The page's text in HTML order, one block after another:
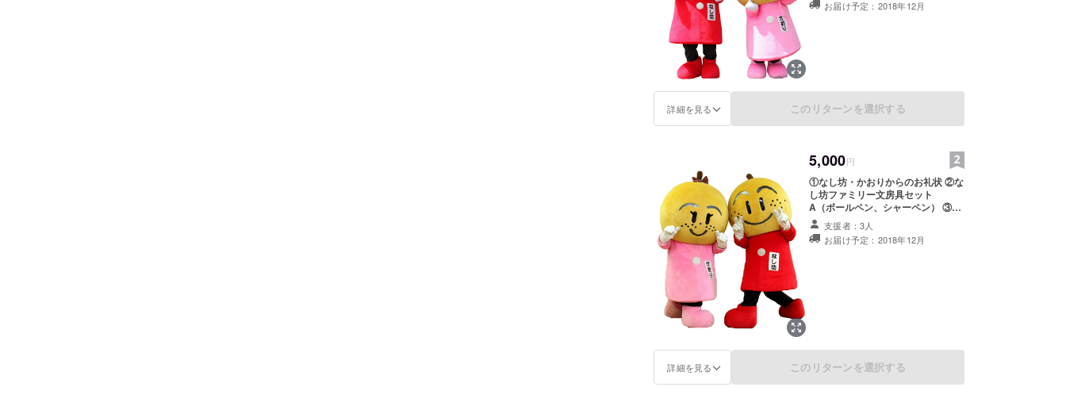
お届け予定：2018年12月
詳細を見る このリターンを選択する
5,000円
①なし坊・かおりからのお礼状 ②な
し坊ファミリー文房具セット
A（ボールペン、シャーペン） ③寄
附金受領証明書
支援者：3人
お届け予定：2018年12月
詳細を見る このリターンを選択する